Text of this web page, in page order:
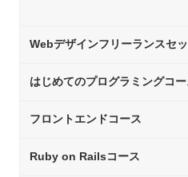
Webデザインフリーランスセ
はじめてのプログラミングコー
フロントエンドコース
Ruby on Railsコース